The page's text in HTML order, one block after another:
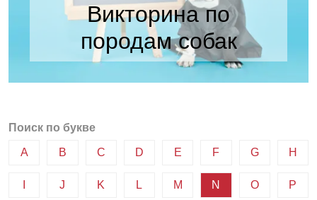
Викторина по
породам собак
Поиск по букве
A B C D E F G H
J K L M N O P